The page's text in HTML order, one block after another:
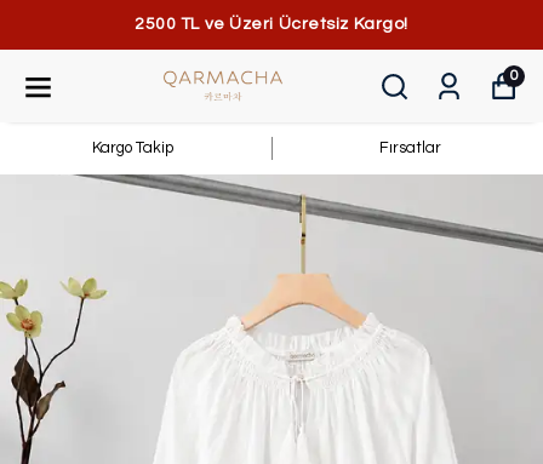
2500 TL ve Üzeri Ücretsiz Kargo!
0
Kargo Takip Fırsatlar